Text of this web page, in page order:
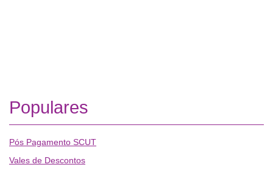
Populares
Pós Pagamento SCUT
Vales de Descontos